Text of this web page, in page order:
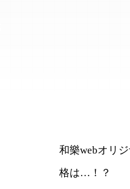
和樂webオリ
格は…！？